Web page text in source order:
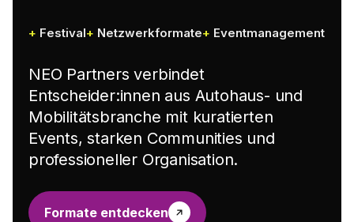
Festival Netzwerkformate Eventmanagement
NEO Partners verbindet
Entscheider:innen aus Autohaus- und
Mobilitätsbranche mit kuratierten
Events, starken Communities und
professioneller Organisation.
Formate entdecken